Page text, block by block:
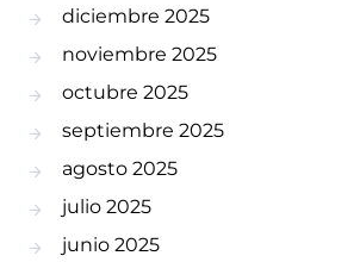
diciembre 2025
noviembre 2025
octubre 2025
septiembre 2025
agosto 2025
julio 2025
junio 2025